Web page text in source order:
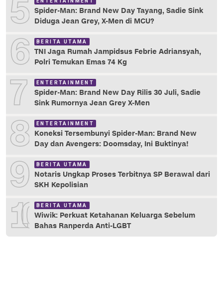
5
Spider-Man: Brand New Day Tayang, Sadie Sink
Diduga Jean Grey, X-Men di MCU?
6 BERITA UTAMA
TNI Jaga Rumah Jampidsus Febrie Adriansyah,
Polri Temukan Emas 74 Kg
7 ENTERTAINMENT
Spider-Man: Brand New Day Rilis 30 Juli, Sadie
Sink Rumornya Jean Grey X-Men
8 ENTERTAINMENT
Koneksi Tersembunyi Spider-Man: Brand New
Day dan Avengers: Doomsday, Ini Buktinya!
9 BERITA UTAMA
Notaris Ungkap Proses Terbitnya SP Berawal dari
SKH Kepolisian
10 BERITA UTAMA
Wiwik: Perkuat Ketahanan Keluarga Sebelum
Bahas Ranperda Anti-LGBT